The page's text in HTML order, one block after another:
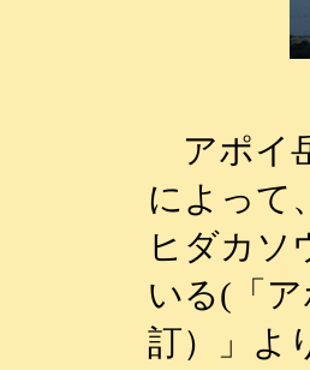
アポイ
によって
ヒダカソ
いる(「
訂）」よ